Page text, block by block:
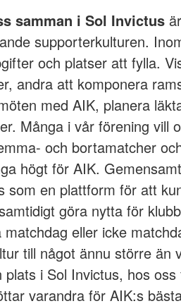
samman i Sol Invictus
supporterkulturen.
och platser att fylla.
andra att komponera
med AIK, planera
Många i vår förening vill
och bortamatcher
högt för AIK.
som en plattform för att
göra nytta för
eller icke
till något ännu större än
plats i Sol Invictus, hos
varandra för AIK:s